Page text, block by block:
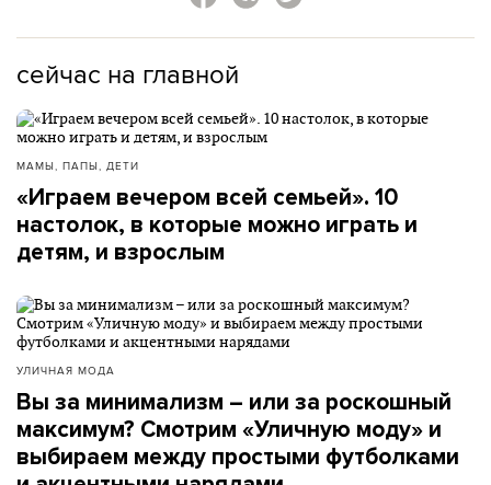
сейчас на главной
МАМЫ, ПАПЫ, ДЕТИ
«Играем вечером всей семьей». 10
настолок, в которые можно играть и
детям, и взрослым
УЛИЧНАЯ МОДА
Вы за минимализм – или за роскошный
максимум? Смотрим «Уличную моду» и
выбираем между простыми футболками